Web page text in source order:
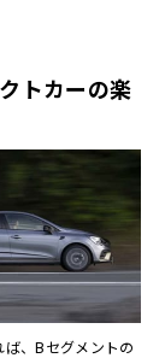
トカーの楽
、Bセグメントの